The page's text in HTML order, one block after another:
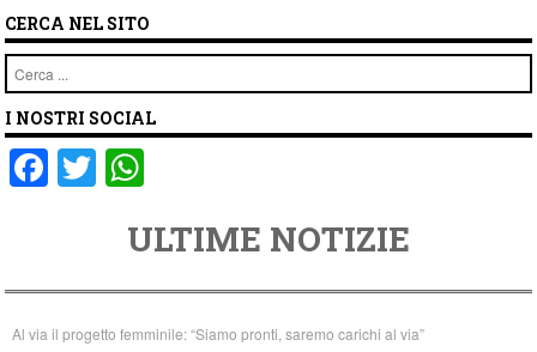
CERCA NEL SITO
Cerca
I NOSTRI SOCIAL
F
e
b
T
er
at
s
A
ULTIME NOTIZIE
Al via il progetto femminile: “Siamo pronti, saremo carichi al via”